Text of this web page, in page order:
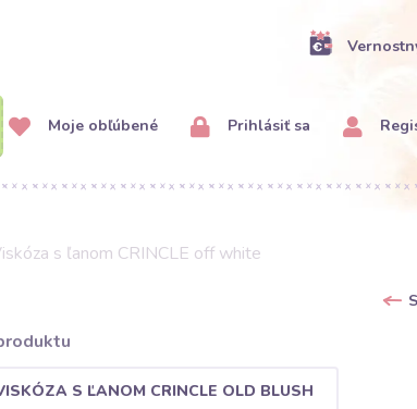
Moje obľúbené Prihlásiť sa
s ľanom CRINCLE off white
S ĽANOM CRINCLE OLD BLUSH